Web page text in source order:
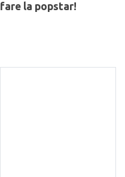
fare la popstar!